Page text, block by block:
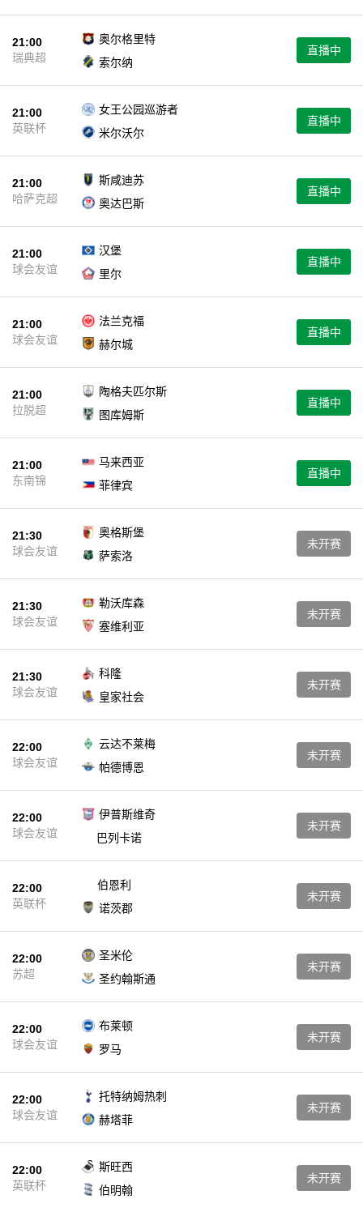
21:00
瑞典超
奥尔格里特
索尔纳
直播中
21:00
英联杯
女王公园巡游者
米尔沃尔
直播中
21:00
哈萨克超
斯咸迪苏
奥达巴斯
直播中
21:00
球会友谊
汉堡
里尔
直播中
21:00
球会友谊
法兰克福
赫尔城
直播中
21:00
拉脱超
陶格夫匹尔斯
图库姆斯
直播中
21:00
东南锦
马来西亚
菲律宾
直播中
21:30
球会友谊
奥格斯堡
萨索洛
未开赛
21:30
球会友谊
勒沃库森
塞维利亚
未开赛
21:30
球会友谊
科隆
皇家社会
未开赛
22:00
球会友谊
云达不莱梅
帕德博恩
未开赛
22:00
球会友谊
伊普斯维奇
巴列卡诺
未开赛
22:00
英联杯
伯恩利
诺茨郡
未开赛
22:00
苏超
圣米伦
圣约翰斯通
未开赛
22:00
球会友谊
布莱顿
罗马
未开赛
22:00
球会友谊
托特纳姆热刺
赫塔菲
未开赛
22:00
英联杯
斯旺西
伯明翰
未开赛